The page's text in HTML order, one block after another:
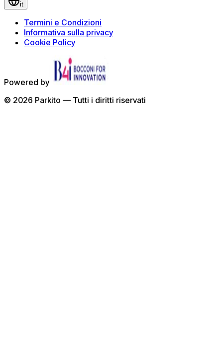
it
Termini e Condizioni
Informativa sulla privacy
Cookie Policy
Powered by
© 2026 Parkito — Tutti i diritti riservati